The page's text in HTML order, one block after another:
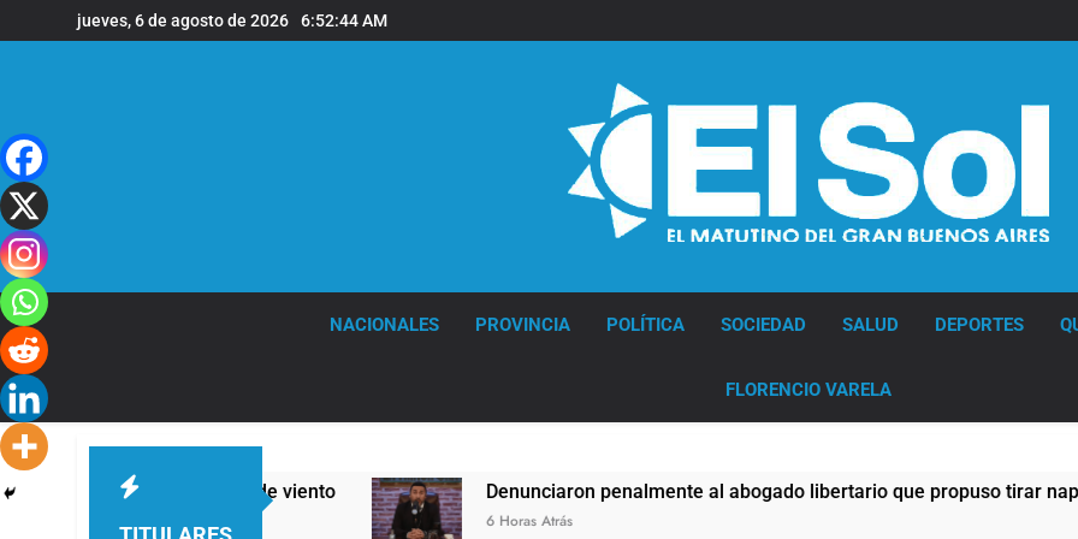
al
jueves, 6 de agosto de 2026 6:52:45 AM
NACIONALES PROVINCIA POLÍTICA SOCIEDAD SALUD DEPORTES
FLORENCIO VARELA
y fuertes ráfagas de viento Denunciaron penalmente al abogado libertario que propuso tirar napalm
6 Horas Atrás